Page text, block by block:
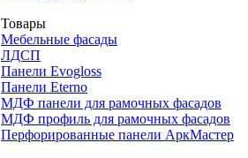
Товары
Мебельные фасады
ЛДСП
Панели Evogloss
Панели Eterno
МДФ панели для рамочных фасадов
МДФ профиль для рамочных фасадов
Перфорированные панели АркМастер